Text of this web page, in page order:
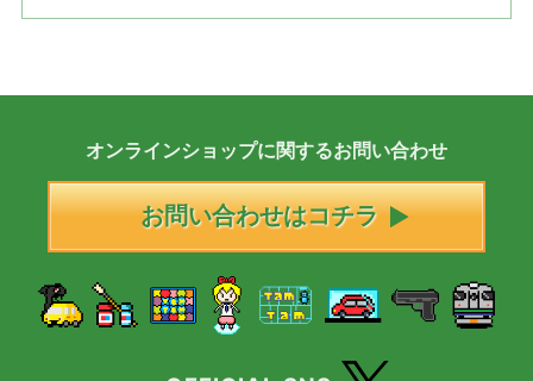
オンラインショップに関するお問い合わせ
お問い合わせはコチラ